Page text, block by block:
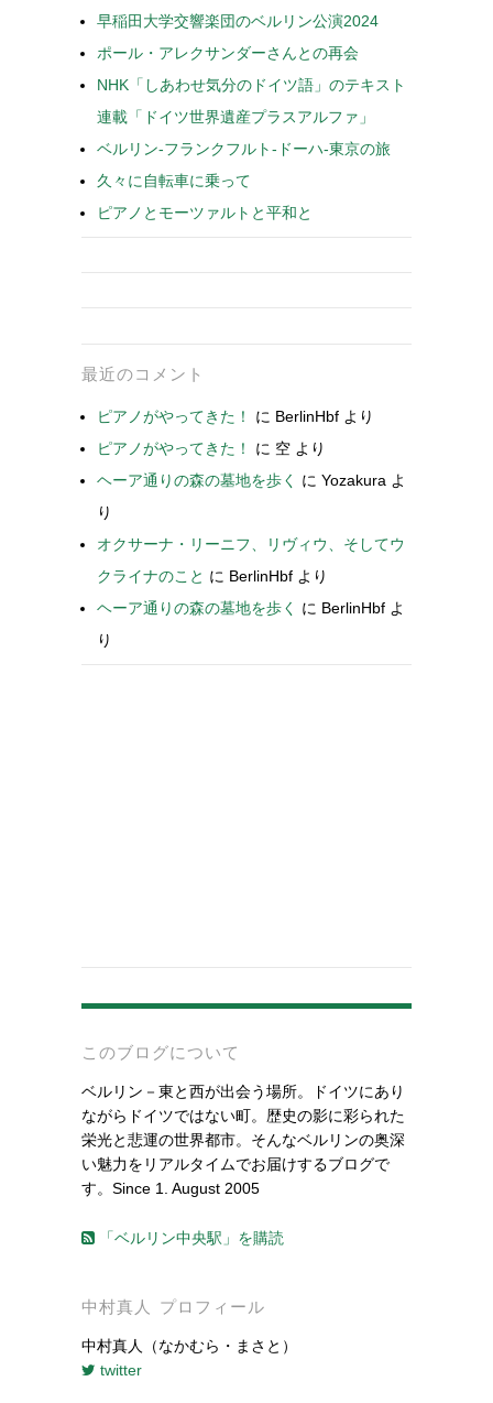
早稲田大学交響楽団のベルリン公演2024
ポール・アレクサンダーさんとの再会
NHK「しあわせ気分のドイツ語」のテキスト
連載「ドイツ世界遺産プラスアルファ」
ベルリン-フランクフルト-ドーハ-東京の旅
久々に自転車に乗って
ピアノとモーツァルトと平和と
最近のコメント
ピアノがやってきた！ に BerlinHbf より
ピアノがやってきた！
に 空 より
ヘーア通りの森の墓地を歩く
に Yozakura よ
り
オクサーナ・リーニフ、リヴィウ、そしてウ
クライナのこと に BerlinHbf より
ヘーア通りの森の墓地を歩く
に BerlinHbf よ
り
-
このブログについて
ベルリン－東と西が出会う場所。ドイツにあり
ながらドイツではない町。歴史の影に彩られた
栄光と悲運の世界都市。そんなベルリンの奥深
い魅力をリアルタイムでお届けするブログで
す。Since 1. August 2005
「ベルリン中央駅」を購読
中村真人 プロフィール
中村真人（なかむら・まさと）
twitter